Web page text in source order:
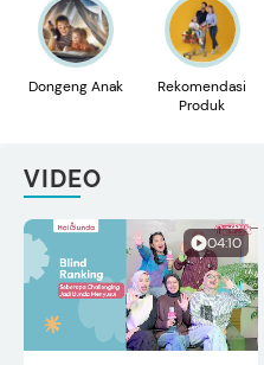
Dongeng Anak
Rekomendasi
Produk
VIDEO
04:10